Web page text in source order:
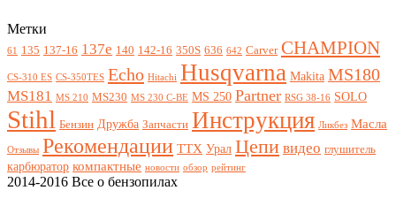
Метки
61 135 137-16 137e 140 142-16 350S 636 642 Carver CHAMPION
CS-310 ES CS-350TES Echo Hitachi Husqvarna Makita MS180
MS181 MS 210 MS230 MS 230 C-BE MS 250 Partner RSG 38-16 SOLO
Stihl Бензин Дружба Запчасти Инструкция Ликбез Масла
Отзывы Рекомендации ТТХ Урал Цепи видео глушитель
карбюратор компактные новости обзор рейтинг
2014-2016 Все о бензопилах